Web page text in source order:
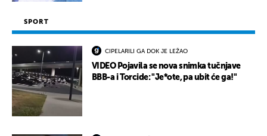
SPORT
CIPELARILI GA DOK JE LEŽAO
VIDEO Pojavila se nova snimka tučnjave
BBB-a i Torcide: "Je*ote, pa ubit će ga!"